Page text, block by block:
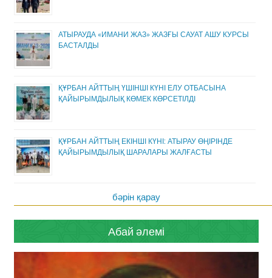
АТЫРАУДА «ИМАНИ ЖАЗ» ЖАЗҒЫ САУАТ АШУ КУРСЫ
БАСТАЛДЫ
ҚҰРБАН АЙТТЫҢ ҮШІНШІ КҮНІ ЕЛУ ОТБАСЫНА
ҚАЙЫРЫМДЫЛЫҚ КӨМЕК КӨРСЕТІЛДІ
ҚҰРБАН АЙТТЫҢ ЕКІНШІ КҮНІ: АТЫРАУ ӨҢІРІНДЕ
ҚАЙЫРЫМДЫЛЫҚ ШАРАЛАРЫ ЖАЛҒАСТЫ
бәрін қарау
Абай әлемі